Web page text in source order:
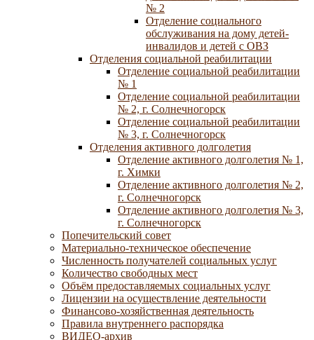
№ 2
Отделение социального
обслуживания на дому детей-
инвалидов и детей с ОВЗ
Отделения социальной реабилитации
Отделение социальной реабилитации
№ 1
Отделение социальной реабилитации
№ 2, г. Солнечногорск
Отделение социальной реабилитации
№ 3, г. Солнечногорск
Отделения активного долголетия
Отделение активного долголетия № 1,
г. Химки
Отделение активного долголетия № 2,
г. Солнечногорск
Отделение активного долголетия № 3,
г. Солнечногорск
Попечительский совет
Материально-техническое обеспечение
Численность получателей социальных услуг
Количество свободных мест
Объём предоставляемых социальных услуг
Лицензии на осуществление деятельности
Финансово-хозяйственная деятельность
Правила внутреннего распорядка
ВИДЕО-архив